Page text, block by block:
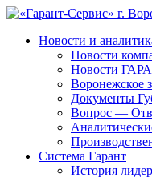
Новости и
Новости
Новости
Воронежское
Документы
Вопрос —
Система Гарант
История